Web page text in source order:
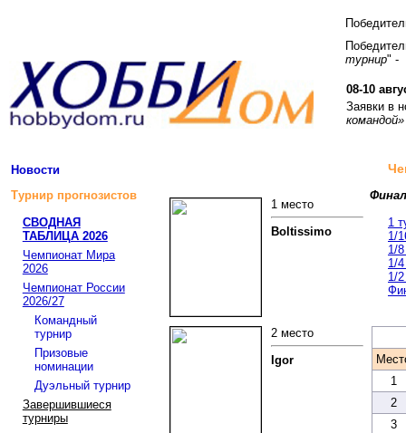
турнир" -
08-10
Заявки в
командой»
Новости
Турнир прогнозистов
СВОДНАЯ
ТАБЛИЦА 2026
Чемпионат Мира
2026
Чемпионат России
2026/27
Командный
турнир
Призовые
номинации
Дуэльный турнир
Завершившиеся
турниры
1 место
Boltissimo
2 место
Igor
1
1/
1/
1/
1/
1
2
3